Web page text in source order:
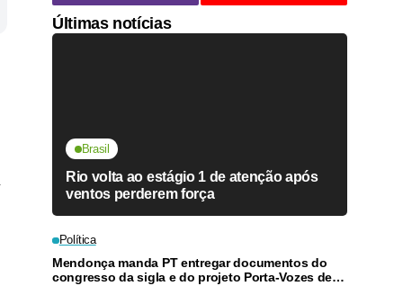
Últimas notícias
Brasil
Rio volta ao estágio 1 de atenção após
ventos perderem força
Política
Mendonça manda PT entregar documentos do
congresso da sigla e do projeto Porta-Vozes de